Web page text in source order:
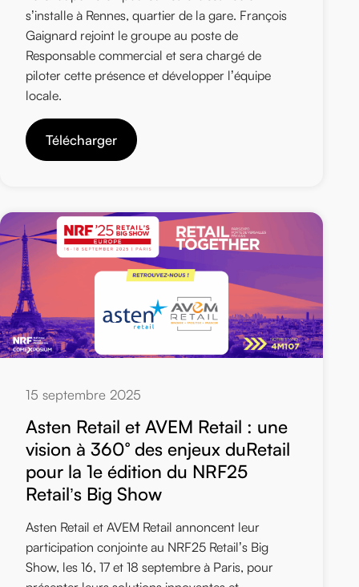
s’installe à Rennes, quartier de la gare. François
Gaignard rejoint le groupe au poste de
Responsable commercial et sera chargé de
piloter cette présence et développer l’équipe
locale.
Télécharger
15 septembre 2025
Asten Retail et AVEM Retail : une
vision à 360° des enjeux duRetail
pour la 1e édition du NRF25
Retail’s Big Show
Asten Retail et AVEM Retail annoncent leur
participation conjointe au NRF25 Retail’s Big
Show, les 16, 17 et 18 septembre à Paris, pour